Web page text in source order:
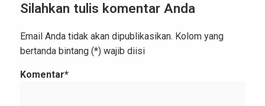
Silahkan tulis komentar Anda
Email Anda tidak akan dipublikasikan. Kolom yang
bertanda bintang (*) wajib diisi
Komentar*